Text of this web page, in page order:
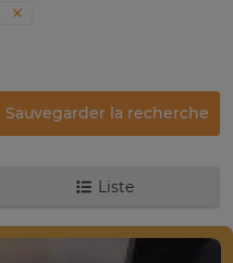
Sauvegarder la recherche
Liste